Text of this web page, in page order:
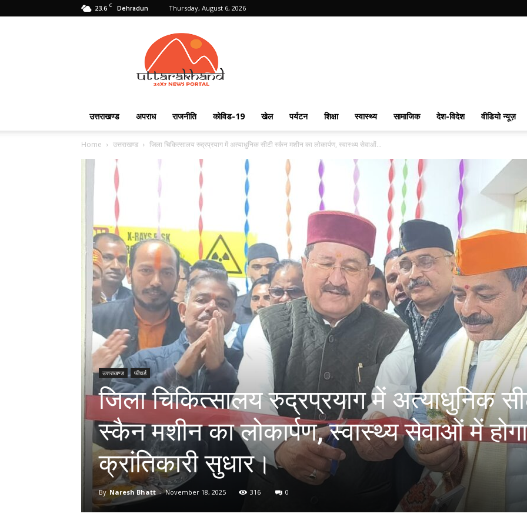
23.6 C Dehradun Thursday, August 6, 2026
Uttarakhand
24X7
उत्तराखण्ड अपराध राजनीति कोविड-19 खेल पर्यटन शिक्षा स्वास्थ्य सामाजिक देश-विदेश वीडियो न्यूज़
Home उत्तराखण्ड जिला चिकित्सालय रुद्रप्रयाग में अत्याधुनिक सीटी स्कैन मशीन का लोकार्पण, स्वास्थ्य सेवाओं...
उत्तराखण्ड फीचर्ड
जिला चिकित्सालय रुद्रप्रयाग में अत्याधुनिक
स्कैन मशीन का लोकार्पण, स्वास्थ्य सेवाओं में होगा
क्रांतिकारी सुधार।
By Naresh Bhatt - November 18, 2025 316 0